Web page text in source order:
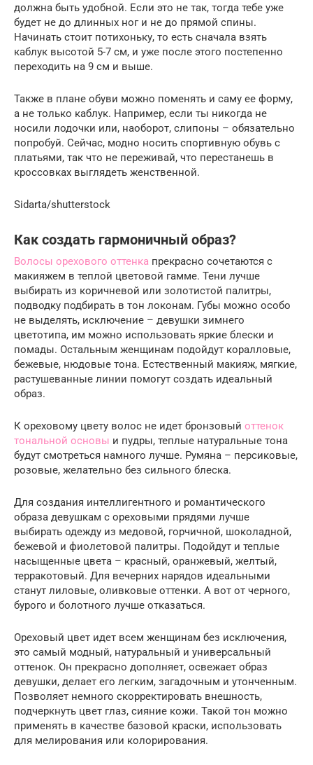
должна быть удобной. Если это не так, тогда тебе уже
будет не до длинных ног и не до прямой спины.
Начинать стоит потихоньку, то есть сначала взять
каблук высотой 5-7 см, и уже после этого постепенно
переходить на 9 см и выше.
Также в плане обуви можно поменять и саму ее форму,
а не только каблук. Например, если ты никогда не
носили лодочки или, наоборот, слипоны – обязательно
попробуй. Сейчас, модно носить спортивную обувь с
платьями, так что не переживай, что перестанешь в
кроссовках выглядеть женственной.
Sidarta/shutterstock
Как создать гармоничный образ?
Волосы орехового оттенка прекрасно сочетаются с
макияжем в теплой цветовой гамме. Тени лучше
выбирать из коричневой или золотистой палитры,
подводку подбирать в тон локонам. Губы можно особо
не выделять, исключение – девушки зимнего
цветотипа, им можно использовать яркие блески и
помады. Остальным женщинам подойдут коралловые,
бежевые, нюдовые тона. Естественный макияж, мягкие,
растушеванные линии помогут создать идеальный
образ.
К ореховому цвету волос не идет бронзовый оттенок
тональной основы и пудры, теплые натуральные тона
будут смотреться намного лучше. Румяна – персиковые,
розовые, желательно без сильного блеска.
Для создания интеллигентного и романтического
образа девушкам с ореховыми прядями лучше
выбирать одежду из медовой, горчичной, шоколадной,
бежевой и фиолетовой палитры. Подойдут и теплые
насыщенные цвета – красный, оранжевый, желтый,
терракотовый. Для вечерних нарядов идеальными
станут лиловые, оливковые оттенки. А вот от черного,
бурого и болотного лучше отказаться.
Ореховый цвет идет всем женщинам без исключения,
это самый модный, натуральный и универсальный
оттенок. Он прекрасно дополняет, освежает образ
девушки, делает его легким, загадочным и утонченным.
Позволяет немного скорректировать внешность,
подчеркнуть цвет глаз, сияние кожи. Такой тон можно
применять в качестве базовой краски, использовать
для мелирования или колорирования.